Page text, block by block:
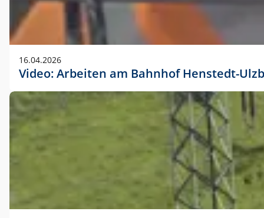
16.04.2026
Video: Arbeiten am Bahnhof Henstedt-